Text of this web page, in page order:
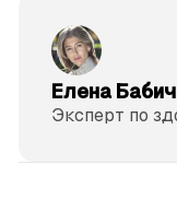
Елена
Эксперт по